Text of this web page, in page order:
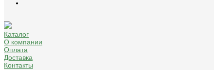
Каталог
О компании
Оплата
Доставка
Контакты